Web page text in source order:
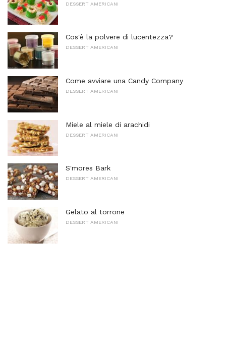
DESSERT AMERICANI
Cos'è la polvere di lucentezza?
DESSERT AMERICANI
Come avviare una Candy Company
DESSERT AMERICANI
Miele al miele di arachidi
DESSERT AMERICANI
S'mores Bark
DESSERT AMERICANI
Gelato al torrone
DESSERT AMERICANI